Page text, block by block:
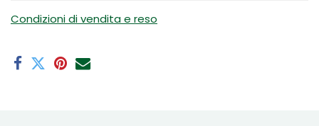
Condizioni di vendita e reso